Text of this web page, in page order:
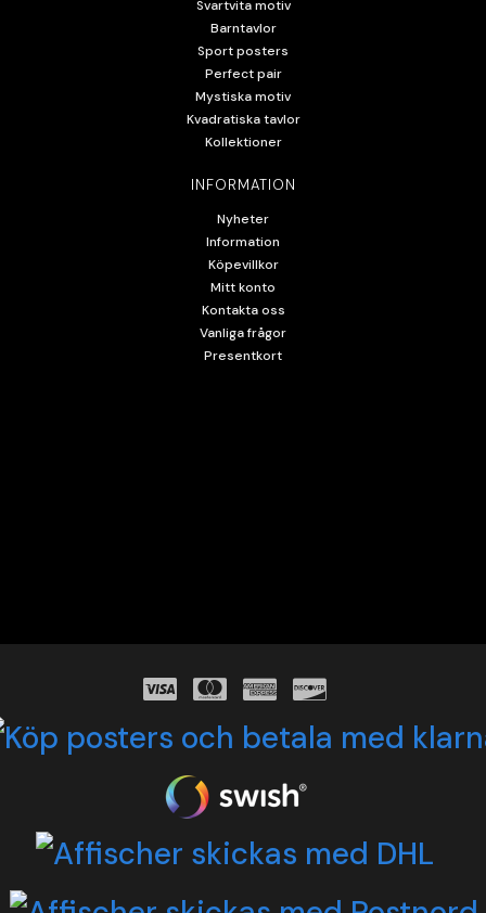
Svartvita motiv
Barntavlor
Sport posters
Perfect pair
Mystiska motiv
Kvadratiska tavlor
Kollektioner
INFORMATION
Nyheter
Information
Köpevillkor
Mitt konto
Kontakta oss
Vanliga frågor
Presentkort